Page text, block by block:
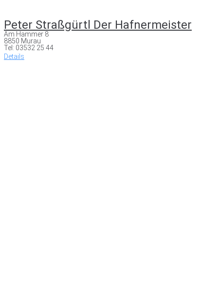
Peter Straßgürtl Der Hafnermeister
Am Hammer 8
8850 Murau
Tel: 03532 25 44
Details